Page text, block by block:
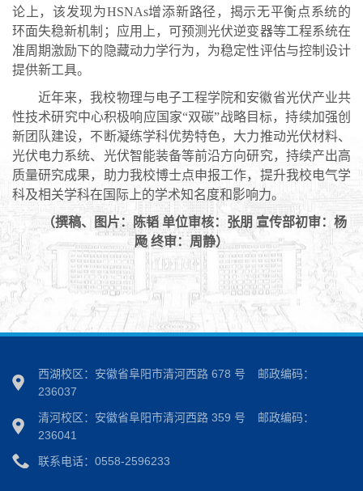
论上，该发现为HSNAs增添新路径，揭示无平衡点系统的
环面失稳新机制；应用上，可预测光伏逆变器等工程系统在
准周期激励下的隐藏动力学行为，为稳定性评估与控制设计
提供新工具。
近年来，我校物理与电子工程学院和安徽省光伏产业共
性技术研究中心积极响应国家“双碳”战略目标，持续加强创
新团队建设，不断凝练学科优势特色，大力推动光伏材料、
光伏电力系统、光伏智能装备等前沿方向研究，持续产出高
质量研究成果，助力我校博士点申报工作，提升我校电气学
科及相关学科在国际上的学术知名度和影响力。
（撰稿、图片：陈韬 单位审核：张朋 宣传部初审：杨
飏 终审：周静）
西湖校区：安徽省阜阳市清河西路 678 号
邮政编码：
236037
清河校区：安徽省阜阳市清河西路 359 号
邮政编码：
236041
联系电话：0558-2596233